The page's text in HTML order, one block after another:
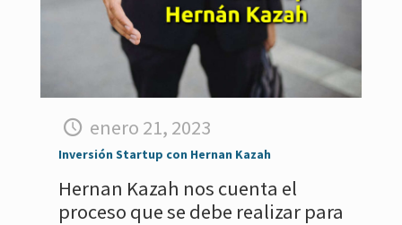
enero 21, 2023
Inversión Startup con Hernan Kazah
Hernan Kazah nos cuenta el
proceso que se debe realizar para